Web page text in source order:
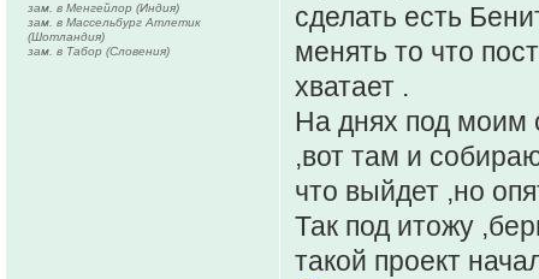
сделать есть
менять то что
хватает .
На днях под моим
,вот там и
что выйдет ,но
Так под итожу
такой проект
зам. в Менгейлор (Индия)
зам. в Массельбург Атлетик
(Шотландия)
зам. в Табор (Словения)